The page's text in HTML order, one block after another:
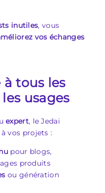
inutiles, vous
vos échanges
tous les
usages
expert, le Jedai
vos projets :
pour blogs,
produits
ou génération